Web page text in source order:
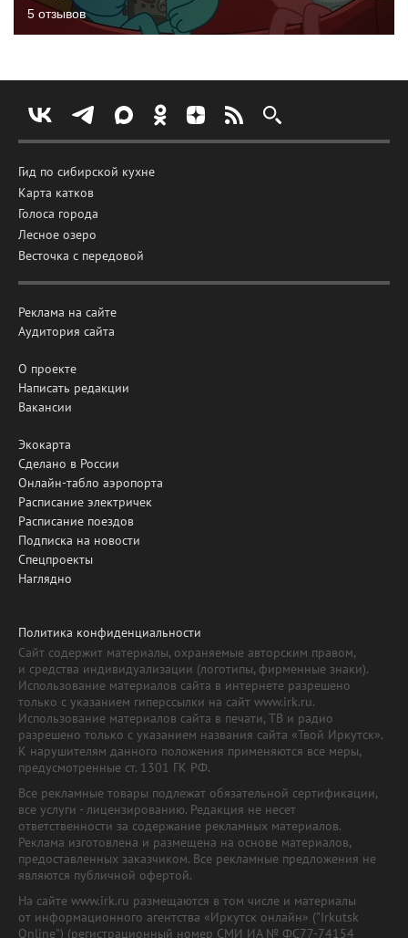
5 отзывов
Гид по сибирской кухне
Карта катков
Голоса города
Лесное озеро
Весточка с передовой
Реклама на сайте
Аудитория сайта
О проекте
Написать редакции
Вакансии
Экокарта
Сделано в России
Онлайн-табло аэропорта
Расписание электричек
Расписание поездов
Подписка на новости
Спецпроекты
Наглядно
Политика конфиденциальности
Сайт содержит материалы, охраняемые авторским правом,
и средства индивидуализации (логотипы, фирменные знаки).
Использование материалов сайта в интернете разрешено
только с указанием гиперссылки на сайт www.irk.ru.
Использование материалов сайта в печати, ТВ и радио
разрешено только с указанием названия сайта «Твой Иркутск».
К нарушителям данного положения применяются все меры,
предусмотренные ст. 1301 ГК РФ.
Все рекламные товары подлежат обязательной сертификации,
все услуги - лицензированию. Редакция не несет
ответственности за содержание рекламных материалов.
Реклама изготовлена и размещена на основе материалов,
предоставленных заказчиком. Все рекламные предложения не
являются публичной офертой.
На сайте www.irk.ru размещаются в том числе и материалы
от информационного агентства «Иркутск онлайн» ("Irkutsk
Online") (регистрационный номер СМИ ИА № ФС77-74154